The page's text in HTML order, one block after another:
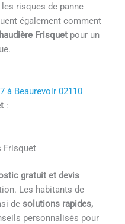
risques de panne
également comment
Frisquet pour un
à Beaurevoir 02110
:
Frisquet
gratuit et devis
Les habitants de
desolutions rapides,
personnalisés pour